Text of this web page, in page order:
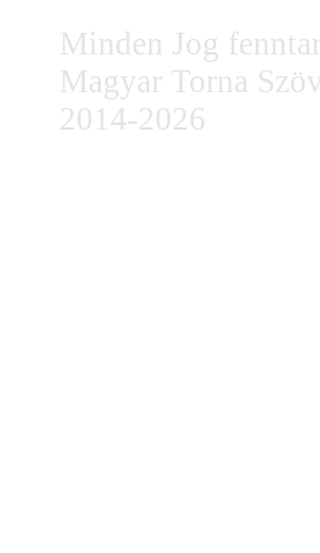
Minden Jog
Magyar Torna
2014-2026